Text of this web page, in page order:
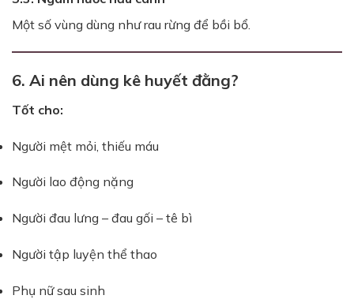
Một số vùng dùng như rau rừng để bồi bổ.
6. Ai nên dùng kê huyết đằng?
Tốt cho:
Người mệt mỏi, thiếu máu
Người lao động nặng
Người đau lưng – đau gối – tê bì
Người tập luyện thể thao
Phụ nữ sau sinh